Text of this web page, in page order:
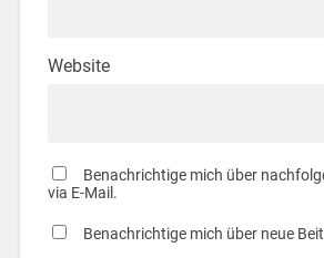
Website
Benachrichtige mich über
via E-Mail.
Benachrichtige mich über neue